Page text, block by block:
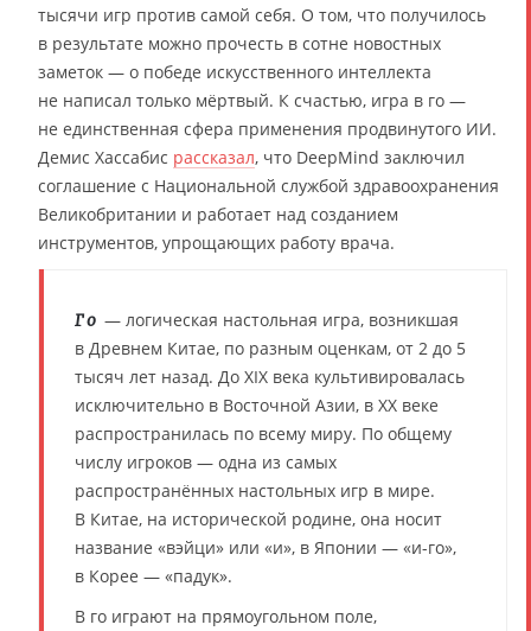
тысячи игр против самой себя. О том, что получилось
в результате можно прочесть в сотне новостных
заметок — о победе искусственного интеллекта
не написал только мёртвый. К счастью, игра в го —
не единственная сфера применения продвинутого ИИ.
Демис Хассабис рассказал, что DeepMind заключил
соглашение с Национальной службой здравоохранения
Великобритании и работает над созданием
инструментов, упрощающих работу врача.
Го — логическая настольная игра, возникшая
в Древнем Китае, по разным оценкам, от 2 до 5
тысяч лет назад. До XIX века культивировалась
исключительно в Восточной Азии, в XX веке
распространилась по всему миру. По общему
числу игроков — одна из самых
распространённых настольных игр в мире.
В Китае, на исторической родине, она носит
название «вэйци» или «и», в Японии — «и-го»,
в Корее — «падук».
В го играют на прямоугольном поле,